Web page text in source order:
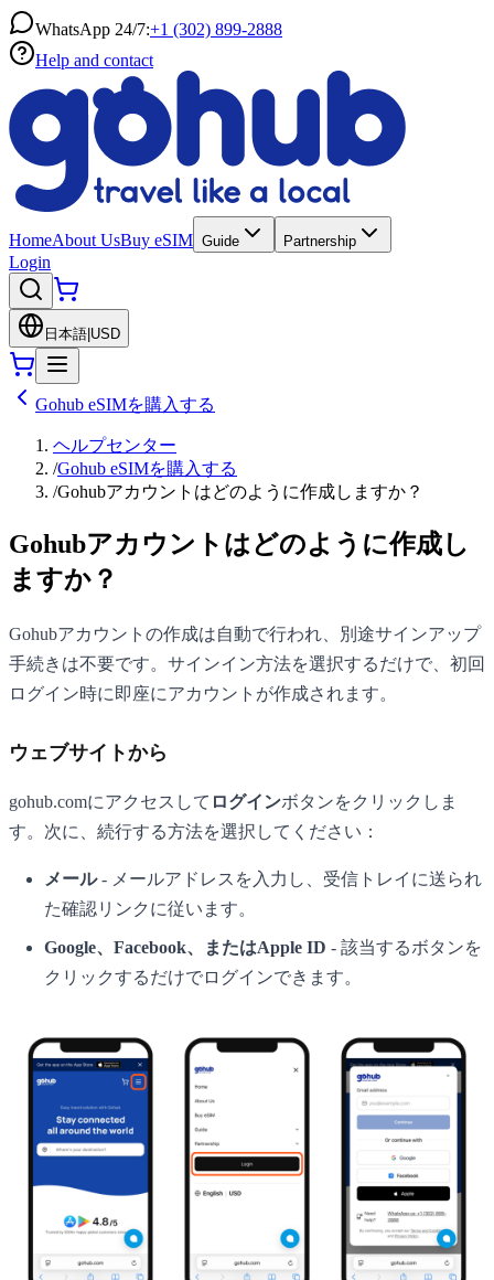
WhatsApp 24/7:+1 (302) 899-2888
Help and contact
HomeAbout UsBuy eSIM Guide Partnership
Login
日本語 USD
Gohub eSIMを購入する
ヘルプセンター
/Gohub eSIMを購入する
/Gohubアカウントはどのように作成しますか？
Gohubアカウントはどのように作成し
ますか？
Gohubアカウントの作成は自動で行われ、別途サインアップ
手続きは不要です。サインイン方法を選択するだけで、初回
ログイン時に即座にアカウントが作成されます。
ウェブサイトから
gohub.comにアクセスして ログインボタンをクリックしま
す。次に、続行する方法を選択してください：
メール- メールアドレスを入力し、受信トレイに送られ
た確認リンクに従います。
Google、Facebook、またはApple ID - 該当するボタンを
クリックするだけでログインできます。